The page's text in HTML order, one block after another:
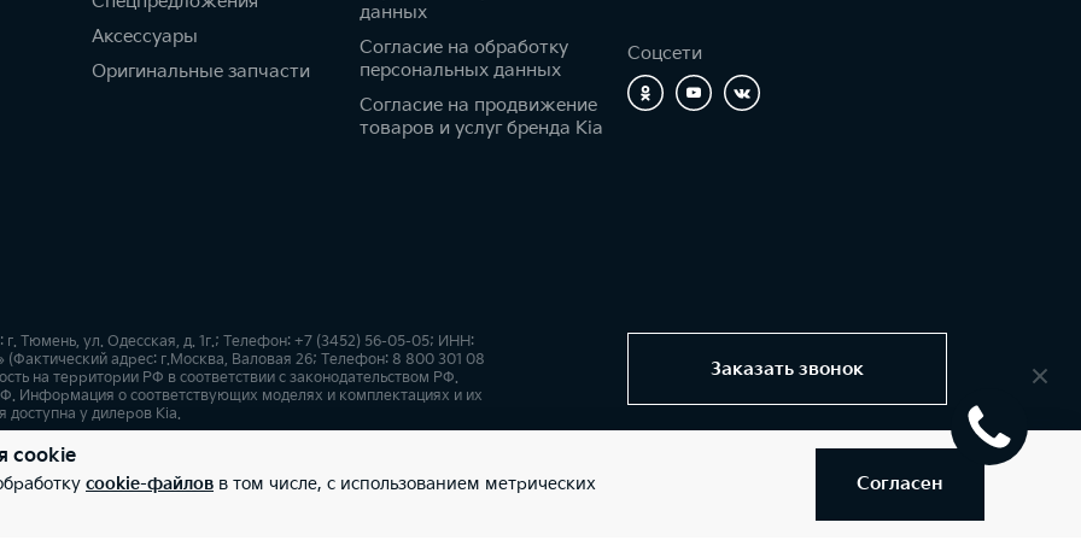
Аксессуары
Оригинальные запчасти
данных
Согласие на обработку
персональных данных
Согласие на продвижение
товаров и услуг бренда Kia
Соцсети
Заказать звонок
Тюмень, ул. Одесская, д. 1г.; Телефон: +7 (3452) 56-05-05; ИНН:
адрес: г.Москва, Валовая 26; Телефон: 8 800 301 08
на территории РФ в соответствии с законодательством РФ.
Информация о соответствующих моделях и комплектациях и их
у дилеров Kia.
Карта сайта
cookie
cookie-файлов в том числе, с использованием метрических
Согласен